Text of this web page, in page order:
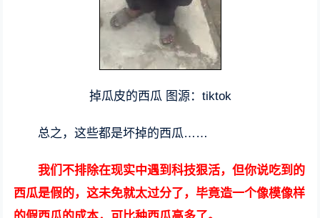
掉瓜皮的西瓜 图源：tiktok
总之，这些都是坏掉的西瓜……
我们不排除在现实中遇到科技狠活，但你说吃到的
西瓜是假的，这未免就太过分了，毕竟造一个像模像样